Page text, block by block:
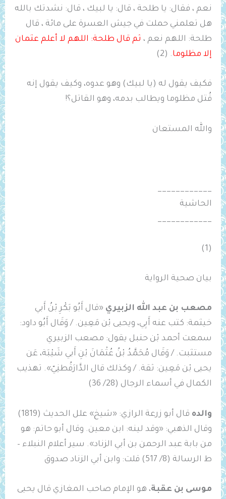
نعم ، فقال: ‌يا ‌طلحة ، قال: يا لبيك ، قال: نشدتك بالله
هل تعلمني حملت في جيش ‌العسرة على مائة ، قال
طلحة: اللهم نعم ، ثم قال طلحة: اللهم لا أعلم ‌عثمان
إلا مظلوما. (2)
فكيف يقول له (يا لبيك) وهو عدوه، وكيف يقول إنه
قُتل مظلوما ويطالب بدمه، وهو القاتل؟!
والله المستعان
____________
الحاشية
____________
(1)
بيان صحية الرواية
مصعب بن عبد الله الزبيري «قال أَبُو بَكْرِ بْنُ أَبي
خيثمة: كتب عنه أَبِي، ويحيى بْن مَعِين. / وَقَال أَبُو داود:
سمعت أحمد بْن حنبل يقول: ‌مصعب ‌الزبيري
‌مستثبت. / وَقَال مُحَمَّدُ بْنُ عُثْمَانَ بْنِ أَبي شَيْبَة، عَن
يحيى بْن مَعِين: ثقة. / وكذلك قال الدَّارَقُطنِيّ». تهذيب
الكمال في أسماء الرجال (28/ 36)
والده
قال أبو زرعة الرازي: «شيخ» علل الحديث (1819)
وقال الذهبي: «وقد لينه: ابن معين. وقال أبو حاتم: هو
من بابة عبد الرحمن بن أبي الزناد». سير أعلام النبلاء –
ط الرسالة (8/ 517) قلت: وابن أبي الزناد صدوق
موسى بن عقبة، هو الإمام صاحب المغازي قال يحيى